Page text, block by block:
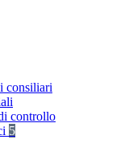
consiliari
controllo
5